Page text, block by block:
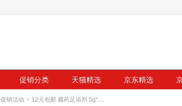
促销分类 天猫精选 京东精选
促销活动 > 12元包邮 藏药足浴剂 5g*100袋